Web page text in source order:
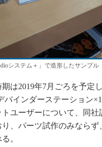
システム＋」で造形したサンプル
は2019年7月ごろを予定
バインダーステーション
ユーザーについて、同
、パーツ試作のみなら
。